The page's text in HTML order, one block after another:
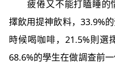
疲倦又不能打瞌睡的
擇飲用提神飲料，33.9%
時候喝咖啡，21.5%則選
68.6%的學生在做調查前